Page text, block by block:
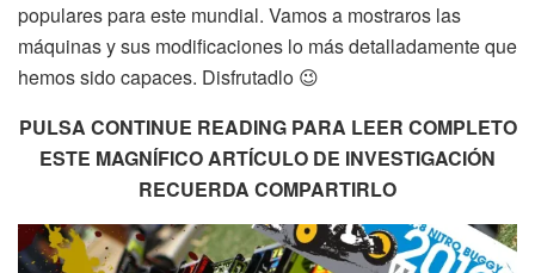
populares para este mundial. Vamos a mostraros las
máquinas y sus modificaciones lo más detalladamente que
hemos sido capaces. Disfrutadlo 😉
PULSA CONTINUE READING PARA LEER COMPLETO
ESTE MAGNÍFICO ARTÍCULO DE INVESTIGACIÓN
RECUERDA COMPARTIRLO